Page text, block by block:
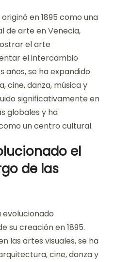
en 1895 como una
de arte en Venecia,
el arte
el intercambio
años, se ha expandido
cine, danza, música y
significativamente en
globales y ha
un centro cultural.
el
de las
evolucionado
su creación en 1895.
las artes visuales, se ha
cine, danza y